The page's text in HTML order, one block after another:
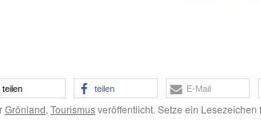
teilen teilen E-Mail
Grönland, Tourismusveröffentlicht. Setze ein Lesezeichen